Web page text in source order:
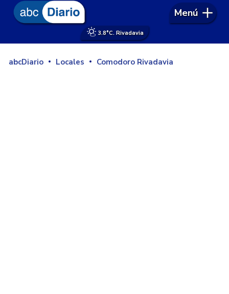
3.8°C. Rivadavia
Menú
abcDiario Locales Comodoro Rivadavia